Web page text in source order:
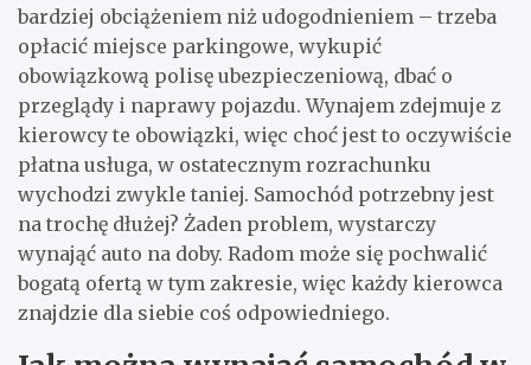
bardziej obciążeniem niż udogodnieniem – trzeba
opłacić miejsce parkingowe, wykupić
obowiązkową polisę ubezpieczeniową, dbać o
przeglądy i naprawy pojazdu. Wynajem zdejmuje z
kierowcy te obowiązki, więc choć jest to oczywiście
płatna usługa, w ostatecznym rozrachunku
wychodzi zwykle taniej. Samochód potrzebny jest
na trochę dłużej? Żaden problem, wystarczy
wynająć auto na doby. Radom może się pochwalić
bogatą ofertą w tym zakresie, więc każdy kierowca
znajdzie dla siebie coś odpowiedniego.